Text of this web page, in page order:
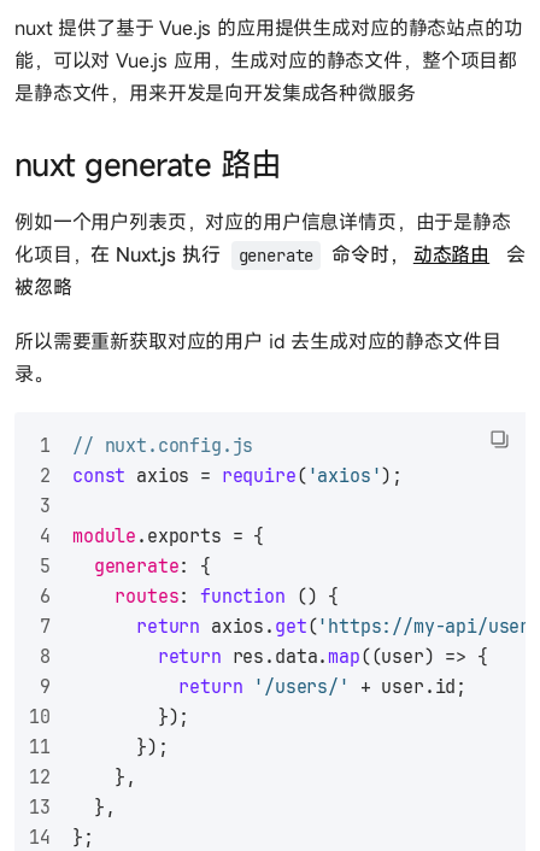
nuxt 提供了基于 Vue.js 的应用提供生成对应的静态站点的功
能，可以对 Vue.js 应用，生成对应的静态文件，整个项目都
是静态文件，用来开发是向开发集成各种微服务
nuxt generate 路由
例如一个用户列表页，对应的用户信息详情页，由于是静态
化项目， 在 Nuxt.js 执行 generate 命令时， 动态路由
会
被忽略
所以需要重新获取对应的用户 id 去生成对应的静态文件目
录。
// nuxt.config.js
const axios = require( 'axios');
module . exports = {
generate: {
routes: function () {
return axios. get('https://my-api/
return res. data. map((user) => {
return '/users/' + user. id ;
        });
      });
    },
  },
};